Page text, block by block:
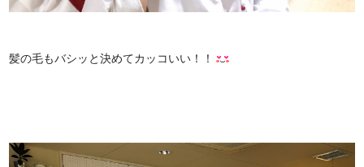
髪の毛もバシッと決めてカッコいい！！